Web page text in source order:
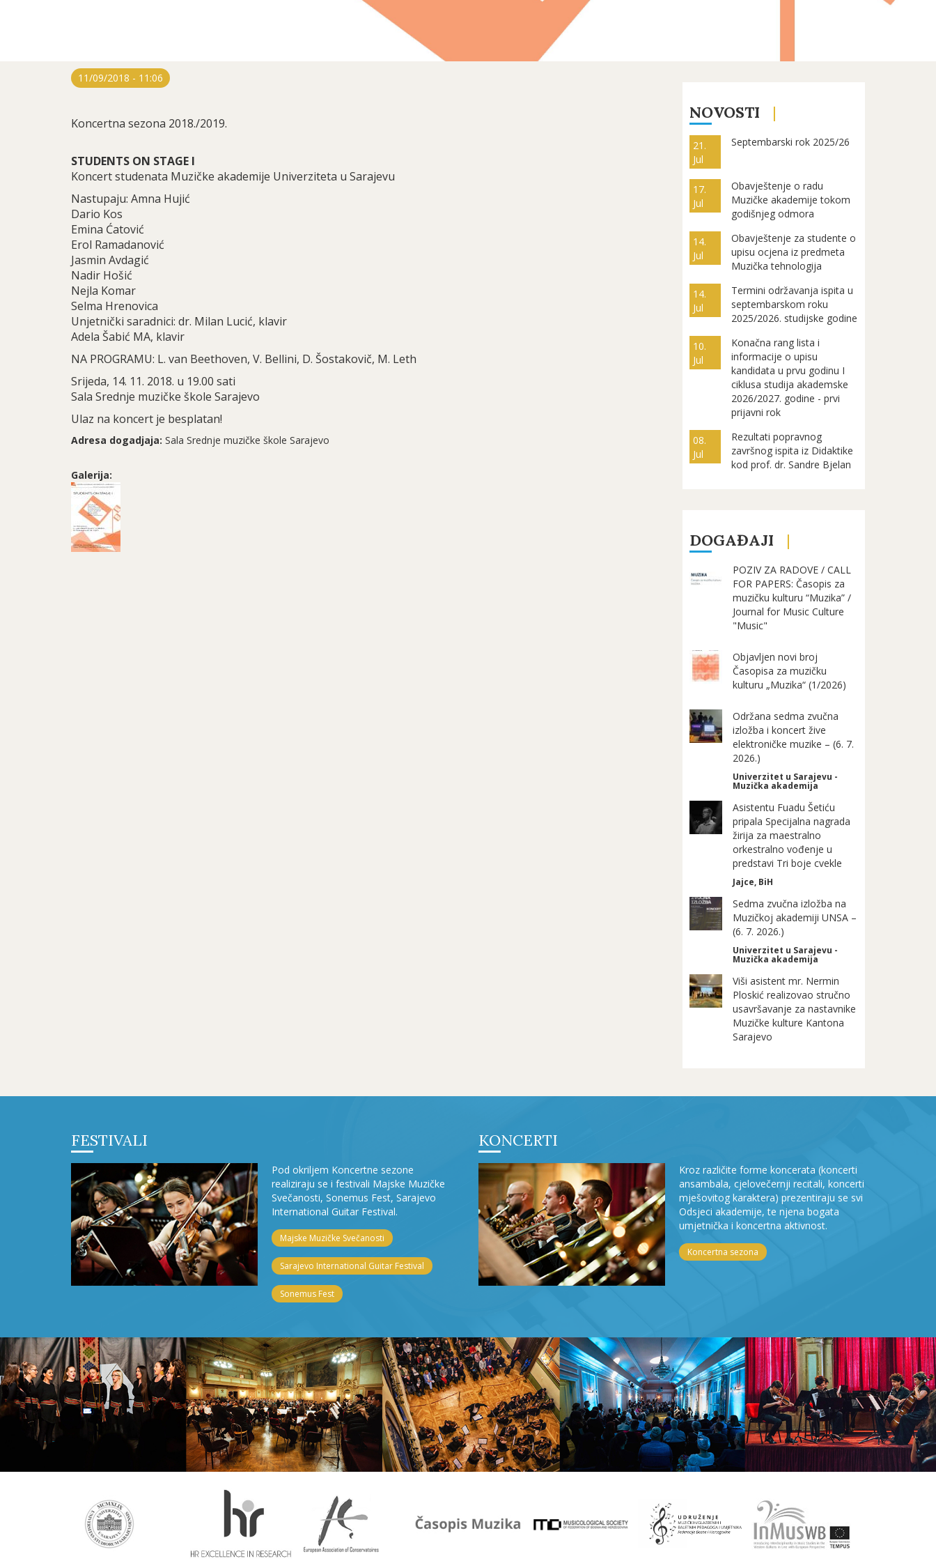
11/09/2018 - 11:06
Koncertna sezona 2018./2019.
STUDENTS ON STAGE I
Koncert studenata Muzičke akademije Univerziteta u Sarajevu
Nastupaju: Amna Hujić
Dario Kos
Emina Ćatović
Erol Ramadanović
Jasmin Avdagić
Nadir Hošić
Nejla Komar
Selma Hrenovica
Unjetnički saradnici: dr. Milan Lucić, klavir
Adela Šabić MA, klavir
NA PROGRAMU: L. van Beethoven, V. Bellini, D. Šostakovič, M. Leth
Srijeda, 14. 11. 2018. u 19.00 sati
Sala Srednje muzičke škole Sarajevo
Ulaz na koncert je besplatan!
Adresa dogadjaja: Sala Srednje muzičke škole Sarajevo
Galerija:
NOVOSTI
21.
Jul
Septembarski rok 2025/26
17.
Jul
Obavještenje o radu
Muzičke akademije tokom
godišnjeg odmora
14.
Jul
Obavještenje za studente o
upisu ocjena iz predmeta
Muzička tehnologija
14.
Jul
Termini održavanja ispita u
septembarskom roku
2025/2026. studijske godine
10.
Jul
Konačna rang lista i
informacije o upisu
kandidata u prvu godinu I
ciklusa studija akademske
2026/2027. godine - prvi
prijavni rok
08.
Jul
Rezultati popravnog
završnog ispita iz Didaktike
kod prof. dr. Sandre Bjelan
DOGAĐAJI
POZIV ZA RADOVE / CALL
FOR PAPERS: Časopis za
muzičku kulturu “Muzika” /
Journal for Music Culture
"Music"
Objavljen novi broj
Časopisa za muzičku
kulturu „Muzika“ (1/2026)
Održana sedma zvučna
izložba i koncert žive
elektroničke muzike – (6. 7.
2026.)
Univerzitet u Sarajevu -
Muzička akademija
Asistentu Fuadu Šetiću
pripala Specijalna nagrada
žirija za maestralno
orkestralno vođenje u
predstavi Tri boje cvekle
Jajce, BiH
Sedma zvučna izložba na
Muzičkoj akademiji UNSA –
(6. 7. 2026.)
Univerzitet u Sarajevu -
Muzička akademija
Viši asistent mr. Nermin
Ploskić realizovao stručno
usavršavanje za nastavnike
Muzičke kulture Kantona
Sarajevo
FESTIVALI
Pod okriljem Koncertne sezone
realiziraju se i festivali Majske Muzičke
Svečanosti, Sonemus Fest, Sarajevo
International Guitar Festival.
Majske Muzičke Svečanosti
Sarajevo International Guitar Festival
Sonemus Fest
KONCERTI
Kroz različite forme koncerata (koncerti
ansambala, cjelovečernji recitali, koncerti
mješovitog karaktera) prezentiraju se svi
Odsjeci akademije, te njena bogata
umjetnička i koncertna aktivnost.
Koncertna sezona